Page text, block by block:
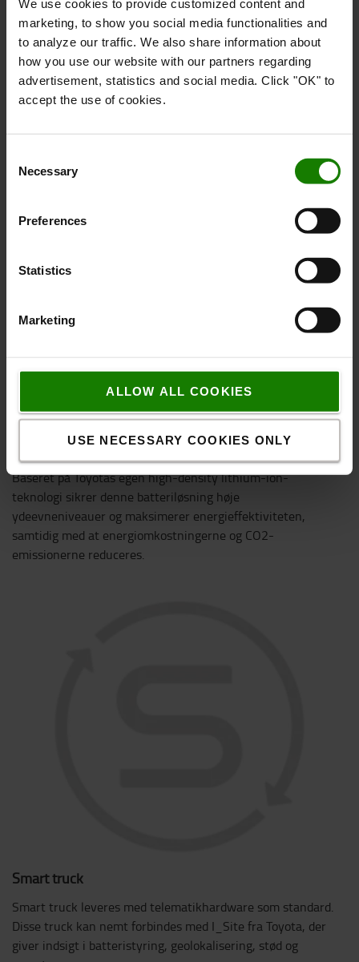
We use cookies to provide customized content and
marketing, to show you social media functionalities and
to analyze our traffic. We also share information about
how you use our website with our partners regarding
advertisement, statistics and social media. Click "OK" to
accept the use of cookies.
Selection
Necessary
Preferences
Statistics
Marketing
ALLOW ALL COOKIES
USE NECESSARY COOKIES ONLY
Robust design
Denne stabler er bygget til tungt arbejde: det bredere
chassis giver den bedre stabilitet, de faste master giver
mulighed for løftehøjder op til 6 m, og de store
batteristørrelser garanterer høj ydeevne under hele
Li-ion teknologi
Baseret på Toyotas egen high-density lithium-ion-
teknologi sikrer denne batteriløsning høje
ydeevneniveauer og maksimerer energieffektiviteten,
samtidig med at energiomkostningerne og CO2-
emissionerne reduceres.
Smart truck
Smart truck leveres med telematikhardware som standard.
Disse truck kan nemt forbindes med I_Site fra Toyota, der
giver indsigt i batteristyring, geolokalisering, stød og